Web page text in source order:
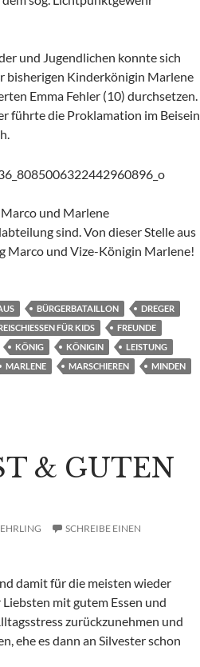
und Jugendlichen konnte sich
bisherigen Kinderkönigin Marlene
Emma Fehler (10) durchsetzen.
führte die Proklamation im Beisein
Marco und Marlene
sind. Von dieser Stelle aus
Marco und Vize-Königin Marlene!
BÜRGERBATAILLON
DREGER
FÜR KIDS
FREUNDE
KÖNIG KÖNIGIN
LEISTUNG
MARLENE MARSCHIEREN
MINDEN
& GUTEN
SCHREIBE EINEN
damit für die meisten wieder
mit gutem Essen und
zurückzunehmen und
ehe es dann an Silvester schon